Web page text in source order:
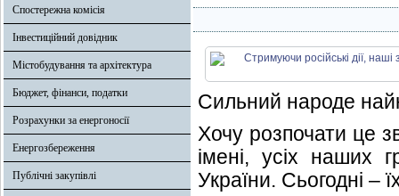
Спостережна комісія
Інвестиційний довідник
Містобудування та архітектура
Бюджет, фінанси, податки
Розрахунки за енергоносії
Енергозбереження
Публічні закупівлі
Сильний народе
Хочу розпочати це
імені, усіх наших
України. Сьогодні –